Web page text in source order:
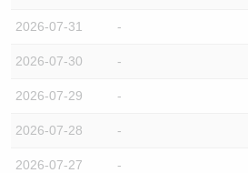
2026-07-31 -
2026-07-30 -
2026-07-29 -
2026-07-28 -
2026-07-27 -